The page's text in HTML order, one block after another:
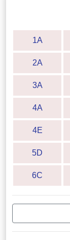
1A
2A
3A
4A
4E
5D
6C